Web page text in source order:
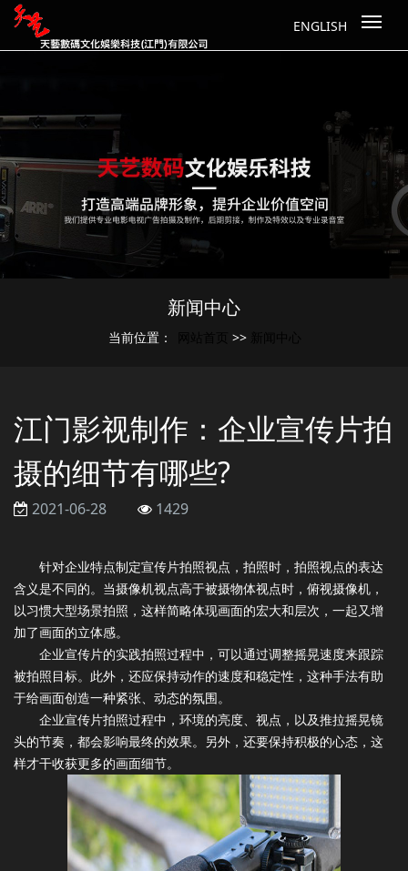
ENGLISH
新闻中心
当前位置： >>
江门影视制作：企业宣传片拍
摄的细节有哪些?
2021-06-28 1429
针对企业特点制定宣传片拍照视点，拍照时，拍照视点的表达
含义是不同的。当摄像机视点高于被摄物体视点时，俯视摄像机，
以习惯大型场景拍照，这样简略体现画面的宏大和层次，一起又增
加了画面的立体感。
企业宣传片的实践拍照过程中，可以通过调整摇晃速度来跟踪
被拍照目标。此外，还应保持动作的速度和稳定性，这种手法有助
于给画面创造一种紧张、动态的氛围。
企业宣传片拍照过程中，环境的亮度、视点，以及推拉摇晃镜
头的节奏，都会影响最终的效果。另外，还要保持积极的心态，这
样才干收获更多的画面细节。